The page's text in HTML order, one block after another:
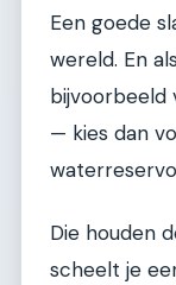
Een goede
wereld. En
bijvoorbeeld
— kies dan
Die houden
scheelt je